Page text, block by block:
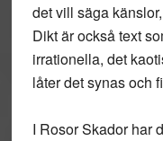
det vill säga
Dikt är också text
irrationella, det
låter det synas och
I Rosor Skador har